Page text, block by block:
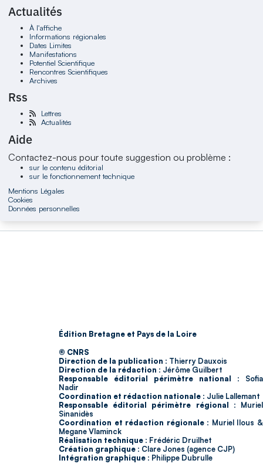
Actualités
À l'affiche
Informations régionales
Dates Limites
Manifestations
Potentiel Scientifique
Rencontres Scientifiques
Archives
Rss
Lettres
Actualités
Aide
Contactez-nous pour toute suggestion ou problème :
sur le contenu éditorial
sur le fonctionnement technique
Mentions Légales
Cookies
Données personnelles
Édition Bretagne et Pays de la Loire
© CNRS
Direction de la publication : Thierry Dauxois
Direction de la rédaction : Jérôme Guilbert
Responsable éditorial périmètre national : Sofia
Nadir
Coordination et rédaction nationale : Julie Lallemant
Responsable éditorial périmètre régional : Muriel
Sinanidès
Coordination et rédaction régionale : Muriel Ilous &
Megane Vlaminck
Réalisation technique : Frédéric Druilhet
Création graphique : Clare Jones (agence CJP)
Intégration graphique : Philippe Dubrulle